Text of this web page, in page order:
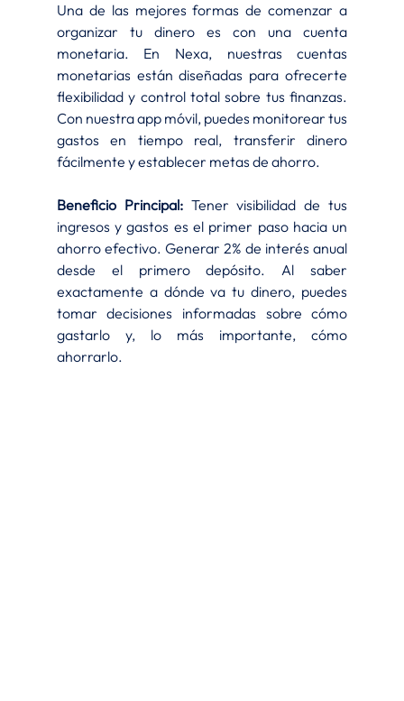
Una de las mejores formas de comenzar a
organizar tu dinero es con una cuenta
monetaria. En Nexa, nuestras cuentas
monetarias están diseñadas para ofrecerte
flexibilidad y control total sobre tus finanzas.
Con nuestra app móvil, puedes monitorear tus
gastos en tiempo real, transferir dinero
fácilmente y establecer metas de ahorro.
Beneficio Principal: Tener visibilidad de tus
ingresos y gastos es el primer paso hacia un
ahorro efectivo. Generar 2% de interés anual
desde el primero depósito. Al saber
exactamente a dónde va tu dinero, puedes
tomar decisiones informadas sobre cómo
gastarlo y, lo más importante, cómo
ahorrarlo.